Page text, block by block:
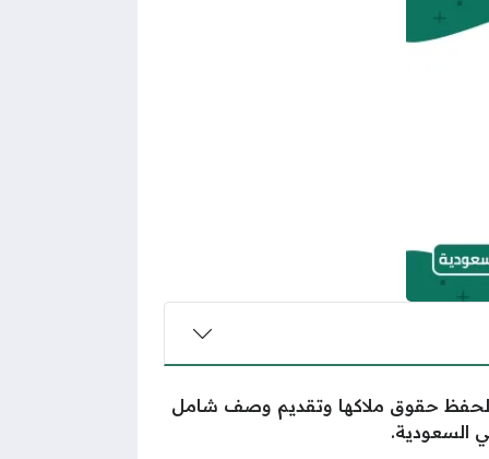
حقوق ملاكها وتقديم وصف شامل
السعودية.